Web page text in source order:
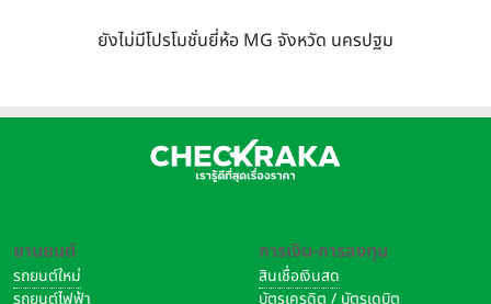
ยังไม่มีโปรโมชั่นยี่ห้อ MG จังหวัด นครปฐม
ยานยนต์
รถยนต์ใหม่
รถยนต์ไฟฟ้า
การเงิน-การลงทุน
สินเชื่อเงินสด
บัตรเครดิต / บัตรเดบิต